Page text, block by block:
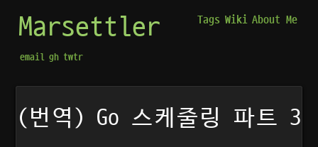
Marsettler Tags Wiki About Me
email gh twtr
(번역) Go 스케줄링 파트 3